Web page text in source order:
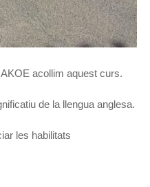
acollim aquest curs.
de la llengua anglesa.
les habilitats